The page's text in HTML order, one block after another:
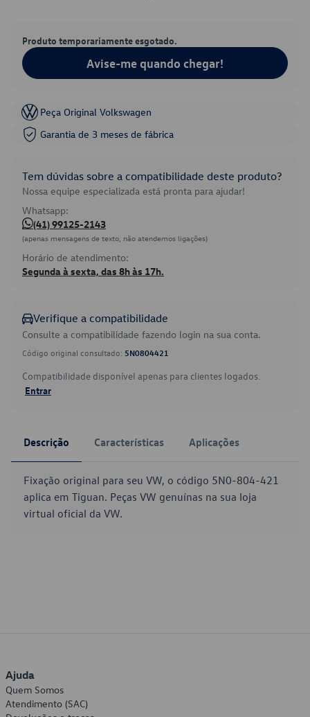
Produto temporariamente esgotado.
Avise-me quando chegar!
Peça Original Volkswagen
Garantia de 3 meses de fábrica
Tem dúvidas sobre a compatibilidade deste produto?
Nossa equipe especializada está pronta para ajudar!
Whatsapp:
(41) 99125-2143
(apenas mensagens de texto, não atendemos ligações)
Horário de atendimento:
Segunda à sexta, das 8h às 17h.
Verifique a compatibilidade
Consulte a compatibilidade fazendo login na sua conta.
Código original consultado: 5N0804421
Compatibilidade disponível apenas para clientes logados.
Entrar
Descrição Características Aplicações
Fixação original para seu VW, o código 5N0-804-421
aplica em Tiguan. Peças VW genuínas na sua loja
virtual oficial da VW.
Ajuda
Quem Somos
Atendimento (SAC)